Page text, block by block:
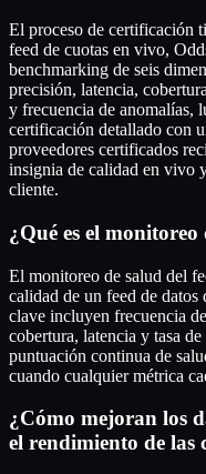
El proceso de certificación
feed de cuotas en vivo,
benchmarking de seis
precisión, latencia,
y frecuencia de anomalías,
certificación detallado con
proveedores certificados
insignia de calidad en vivo
cliente.
¿Qué es el monitoreo
El monitoreo de salud del
calidad de un feed de datos
clave incluyen frecuencia
cobertura, latencia y tasa
puntuación continua de
cuando cualquier métrica
¿Cómo mejoran los
el rendimiento de las